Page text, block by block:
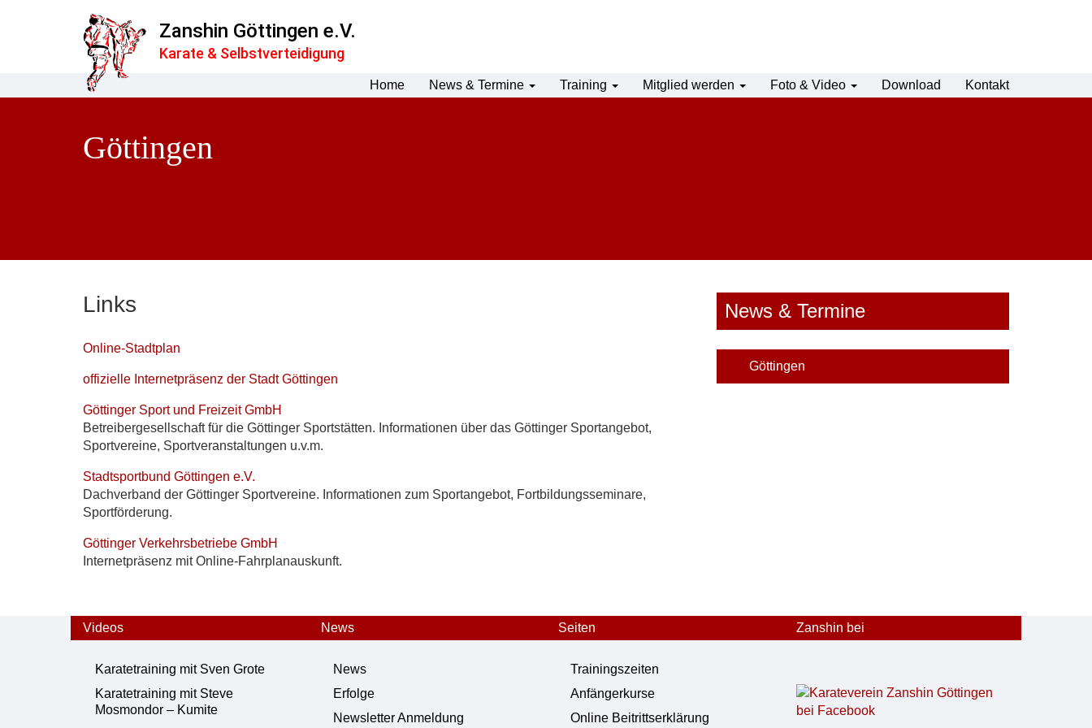
Zanshin Göttingen e.V.
Karate & Selbstverteidigung
Home News & Termine Training Mitglied werden Foto & Video Download Kontakt
Göttingen
Links
Online-Stadtplan
offizielle Internetpräsenz der Stadt Göttingen
Göttinger Sport und Freizeit GmbH
Betreibergesellschaft für die Göttinger Sportstätten. Informationen über das Göttinger Sportangebot,
Sportvereine, Sportveranstaltungen u.v.m.
Stadtsportbund Göttingen e.V.
Dachverband der Göttinger Sportvereine. Informationen zum Sportangebot, Fortbildungsseminare,
Sportförderung.
Göttinger Verkehrsbetriebe GmbH
Internetpräsenz mit Online-Fahrplanauskunft.
News & Termine
Göttingen
Videos
Karatetraining mit Sven Grote
Karatetraining mit Steve
Mosmondor – Kumite
News
News
Erfolge
Newsletter Anmeldung
Seiten
Trainingszeiten
Anfängerkurse
Online Beitrittserklärung
Zanshin bei